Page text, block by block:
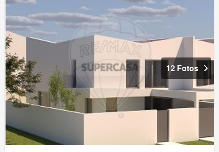
12 Fotos